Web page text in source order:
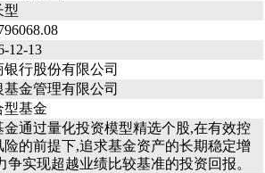
型
12-13
银行股份有限公司
基金管理有限公司
型基金
金通过量化投资模型精选个股,在有效控
险的前提下,追求基金资产的长期稳定增
争实现超越业绩比较基准的投资回报。